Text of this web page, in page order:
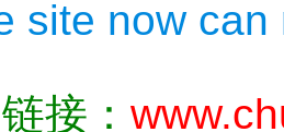
site now
接：